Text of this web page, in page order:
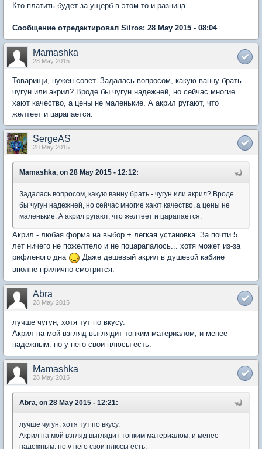
Кто платить будет за ущерб в этом-то и разница.
Сообщение отредактировал Silros: 28 May 2015 - 08:04
Mamashka
28 May 2015
Товарищи, нужен совет. Задалась вопросом, какую ванну брать -
чугун или акрил? Вроде бы чугун надежней, но сейчас многие
хают качество, а цены не маленькие. А акрил ругают, что
желтеет и царапается.
SergeAS
28 May 2015
Mamashka, on 28 May 2015 - 12:12:
Задалась вопросом, какую ванну брать - чугун или акрил? Вроде
бы чугун надежней, но сейчас многие хают качество, а цены не
маленькие. А акрил ругают, что желтеет и царапается.
Акрил - любая форма на выбор + легкая установка. За почти 5
лет ничего не пожелтело и не поцарапалось... хотя может из-за
рифленого дна
Даже дешевый акрил в душевой кабине
вполне прилично смотрится.
Abra
28 May 2015
лучше чугун, хотя тут по вкусу.
Акрил на мой взгляд выглядит тонким материалом, и менее
надежным. но у него свои плюсы есть.
Mamashka
28 May 2015
Abra, on 28 May 2015 - 12:21:
лучше чугун, хотя тут по вкусу.
Акрил на мой взгляд выглядит тонким материалом, и менее
надежным. но у него свои плюсы есть.